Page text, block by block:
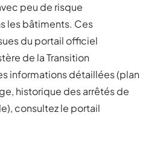
peu de risque
les bâtiments. Ces
du portail officiel
de la Transition
informations détaillées (plan
historique des arrêtés de
consultez le portail